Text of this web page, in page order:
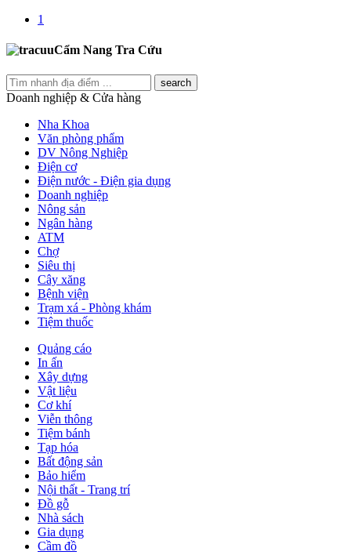
1
Cẩm Nang Tra Cứu
search
Doanh nghiệp & Cửa hàng
Nha Khoa
Văn phòng phẩm
DV Nông Nghiệp
Điện cơ
Điện nước - Điện gia dụng
Doanh nghiệp
Nông sản
Ngân hàng
ATM
Chợ
Siêu thị
Cây xăng
Bệnh viện
Trạm xá - Phòng khám
Tiệm thuốc
Quảng cáo
In ấn
Xây dựng
Vật liệu
Cơ khí
Viễn thông
Tiệm bánh
Tạp hóa
Bất động sản
Bảo hiểm
Nội thất - Trang trí
Đồ gỗ
Nhà sách
Gia dụng
Cầm đồ